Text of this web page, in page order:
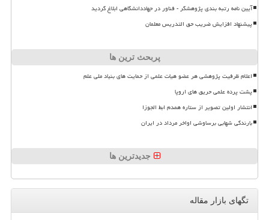
آیین نامه رتبه بندی پژوهشگر - فناور در جهاددانشگاهی ابلاغ گردید
پیشنهاد افزایش ضریب حق التدریس معلمان
پربحث ترین ها
اعلام ظرفیت پژوهشی هر عضو هیات علمی از حمایت های بنیاد ملی علم
پشت پرده علمی حریق های اروپا
انتشار اولین تصویر از ستاره همدم ابط الجوزا
بارندگی شهابی برساوشی اواخر مرداد در ایران
جدیدترین ها
تگهای بازار مقاله